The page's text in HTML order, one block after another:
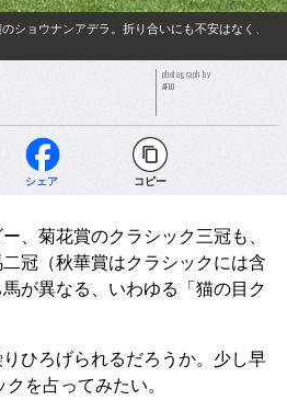
ショウナンアデラ。折り合いにも不安はなく、
photograph by
AFLO
シェア コピー
、菊花賞のクラシック三冠も、
冠（秋華賞はクラシックには含
が異なる、いわゆる「猫の目ク
ひろげられるだろうか。少し早
を占ってみたい。